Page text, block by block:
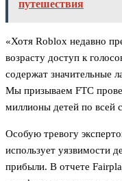
путешествия
«Хотя Roblox недавно
возрасту доступ к
содержат значительные
Мы призываем FTC
миллионы детей по всей
Особую тревогу
использует уязвимости
прибыли. В отчете